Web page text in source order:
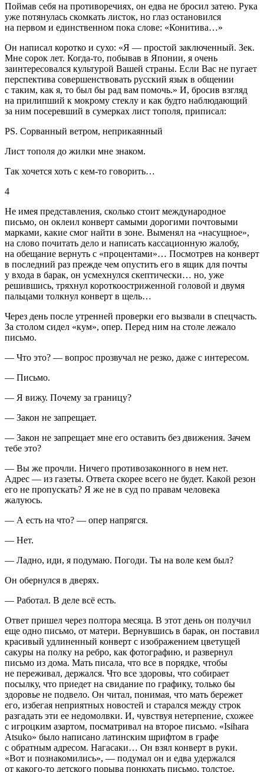
Поймав себя на противоречиях, он едва не бросил затею. Рука
уже потянулась скомкать листок, но глаз остановился
на первом и единственном пока слове: «Конитива…»
Он написал коротко и сухо: «Я — простой заключенный. Зек.
Мне сорок лет. Когда-то, побывав в Японии, я очень
заинтересовался культурой Вашей страны. Если Вас не пугает
перспектива совершенствовать русский язык в общении
с таким, как я, то был бы рад вам помочь.» И, бросив взгляд
на прилипший к мокрому стеклу и как будто наблюдающий
за ним посеревший в сумерках лист тополя, приписал:
PS. Сорванный ветром, неприкаянный
Лист тополя до жилки мне знаком.
Так хочется хоть с кем-то говорить…
4
Не имея представления, сколько стоит международное
письмо, он оклеил конверт самыми дорогими почтовыми
марками, какие смог найти в зоне. Выменял на «насущное»,
на слово почитать дело и написать кассационную жалобу,
на обещание вернуть с «процентами»… Посмотрев на конверт
в последний раз прежде чем опустить его в ящик для почты
у входа в барак, он усмехнулся скептически… но, уже
решившись, тряхнул короткоостриженной головой и двумя
пальцами толкнул конверт в щель…
Через день после утренней проверки его вызвали в спецчасть.
За столом сидел «кум», опер. Перед ним на столе лежало
письмо.
— Что это? — вопрос прозвучал не резко, даже с интересом.
— Письмо.
— Я вижу. Почему за границу?
— Закон не запрещает.
— Закон не запрещает мне его оставить без движения. Зачем
тебе это?
— Вы же прочли. Ничего противозаконного в нем нет.
Адрес — из газеты. Ответа скорее всего не будет. Какой резон
его не пропускать? Я же не в суд по правам человека
жалуюсь.
— А есть на что? — опер напрягся.
— Нет.
— Ладно, иди, я подумаю. Погоди. Ты на воле кем был?
Он обернулся в дверях.
— Работал. В деле всё есть.
Ответ пришел через полтора месяца. В этот день он получил
еще одно письмо, от матери. Вернувшись в барак, он поставил
красивый удлиненный конверт с изображением цветущей
сакуры на полку на ребро, как фотографию, и развернул
письмо из дома. Мать писала, что все в порядке, чтобы
не переживал, держался. Что все здоровы, что собирает
посылку, что приедет на свидание по графику, только бы
здоровье не подвело. Он читал, понимая, что мать бережет
его, избегая неприятных новостей и старался между строк
разгадать эти ее недомолвки. И, чувствуя нетерпение, схожее
с игроцким азартом, посматривал на второе письмо. «Isihara
Atsuko» было написано латинским шрифтом в графе
с обратным адресом. Нагасаки… Он взял конверт в руки.
«Вот и познакомились», — подумал он и едва удержался
от какого-то детского порыва понюхать письмо, толстое,